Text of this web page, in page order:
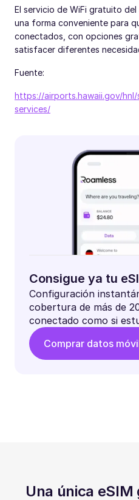
El servicio de WiFi gratuito
una forma conveniente para
conectados, con opciones
satisfacer diferentes
Fuente:
https://airports.hawaii.gov/
services/
Consigue ya tu
Configuración
cobertura de más de
conectado como si
Comprar datos
Una única